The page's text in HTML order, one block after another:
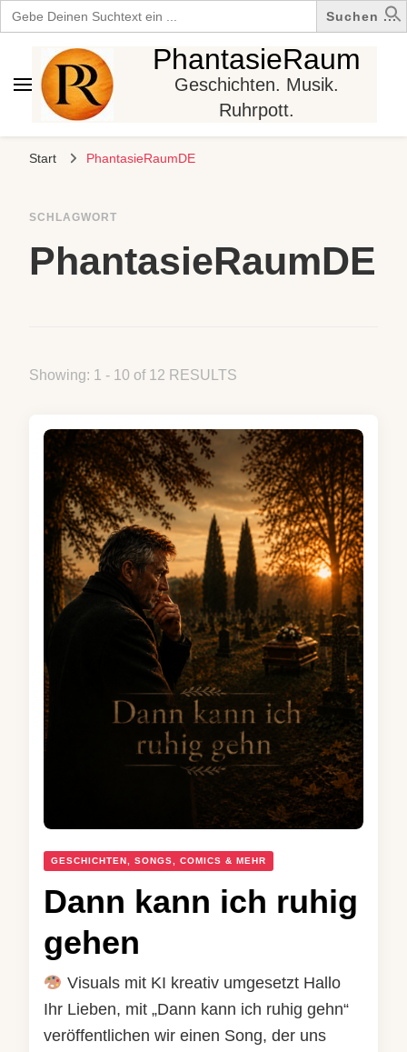
Search
for:
PhantasieRaum
Geschichten. Musik.
Ruhrpott.
Start PhantasieRaumDE
SCHLAGWORT
PhantasieRaumDE
Showing: 1 - 10 of 12 RESULTS
GESCHICHTEN, SONGS, COMICS & MEHR
Dann kann ich ruhig
gehen
Visuals mit KI kreativ umgesetzt Hallo
Ihr Lieben, mit „Dann kann ich ruhig gehn“
veröffentlichen wir einen Song, der uns